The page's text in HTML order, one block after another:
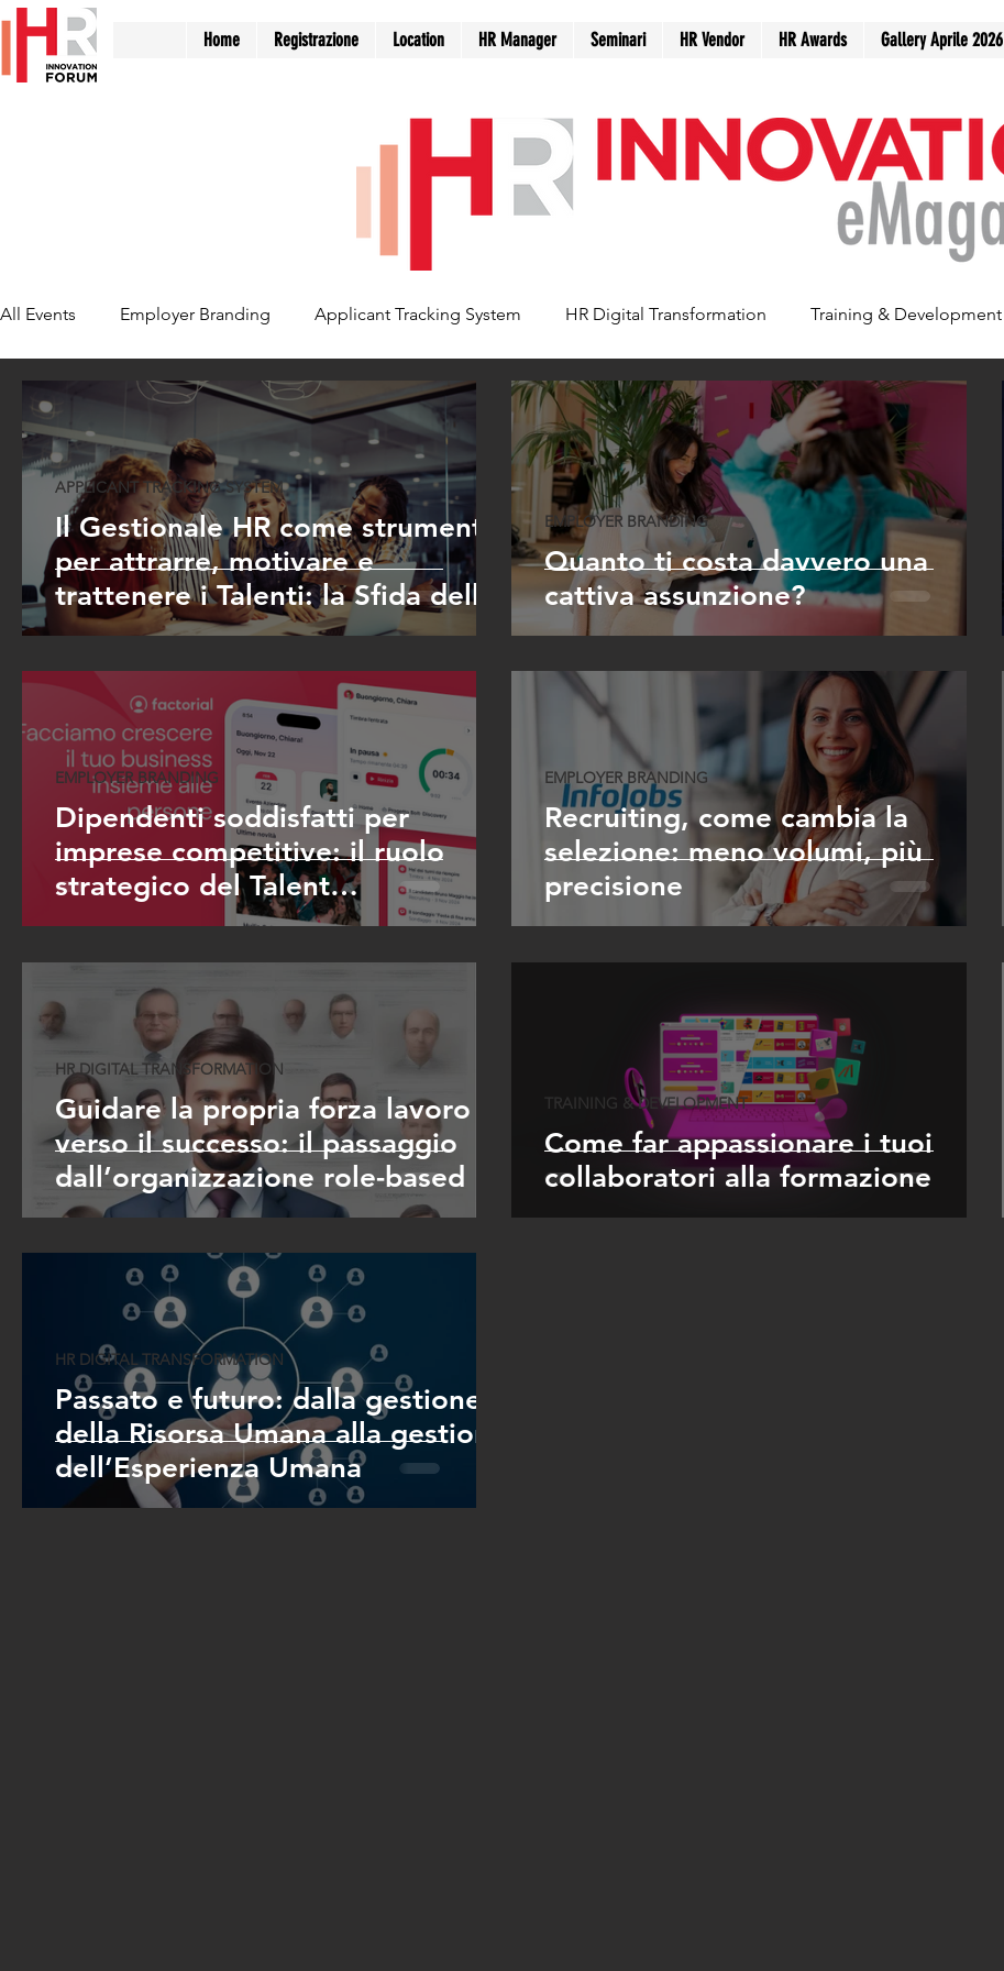
Home Registrazione Location HR Manager Seminari HR Vendor HR Awards Gallery Aprile 2026
All Events Employer Branding Applicant Tracking System HR Digital Transformation Training & Development
Recruiting & Selection
Il Gestionale HR come strumento
per attrarre, motivare e
trattenere i Talenti: la Sfida delle
Aziende Moderne e il Supporto
di CPeople
APPLICANT TRACKING SYSTEM
Quanto ti costa davvero una
cattiva assunzione?
EMPLOYER BRANDING
Dipendenti soddisfatti per
imprese competitive: il ruolo
strategico del Talent
Management nella crescita
aziendale
EMPLOYER BRANDING
Recruiting, come cambia la
selezione: meno volumi, più
precisione
EMPLOYER BRANDING
Guidare la propria forza lavoro
verso il successo: il passaggio
dall’organizzazione role-based a
quella skill-based
HR DIGITAL TRANSFORMATION
Come far appassionare i tuoi
collaboratori alla formazione
TRAINING & DEVELOPMENT
Passato e futuro: dalla gestione
della Risorsa Umana alla gestione
dell’Esperienza Umana
HR DIGITAL TRANSFORMATION